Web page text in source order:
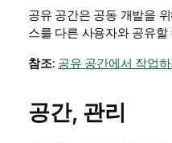
공유 공간은 공동 개발을
스를 다른 사용자와 공유
참조: 공유 공간에서 작업하
공간, 관리